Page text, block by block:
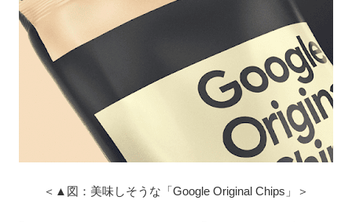
＜▲図：美味しそうな「Google Original Chips」＞